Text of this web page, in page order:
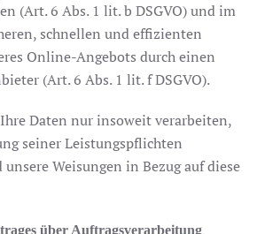
(Art. 6 Abs. 1 lit. b DSGVO) und im
schnellen und effizienten
Online-Angebots durch einen
(Art. 6 Abs. 1 lit. f DSGVO).
Daten nur insoweit verarbeiten,
seiner Leistungspflichten
Weisungen in Bezug auf diese
über Auftragsverarbeitung